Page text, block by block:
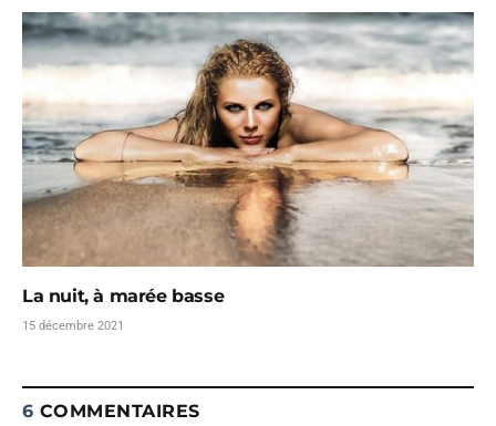
La nuit, à marée basse
15 décembre 2021
6 COMMENTAIRES